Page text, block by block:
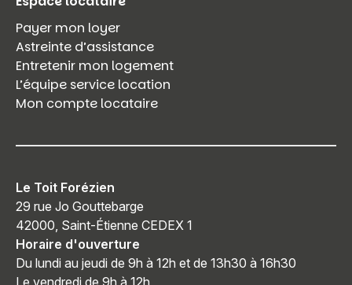
Payer mon loyer
Astreinte d’assistance
Entretenir mon logement
L’équipe service location
Mon compte locataire
Le Toit Forézien
29 rue Jo Gouttebarge
42000, Saint-Étienne CEDEX 1
Horaire d'ouverture
Du lundi au jeudi de 9h à 12h et de 13h30 à 16h30